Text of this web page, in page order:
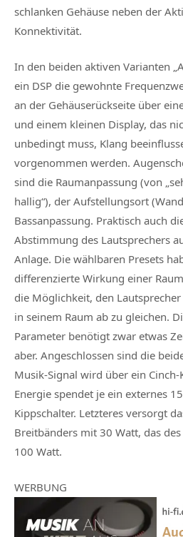
schlanken Gehäuse neben der
Konnektivität.
In den beiden aktiven Varianten
ein DSP die gewohnte
an der Gehäuserückseite über
und einem kleinen Display, das
unbedingt muss, Klang
vorgenommen werden.
sind die Raumanpassung (von
hallig“), der Aufstellungsort
Bassanpassung. Praktisch auch
Abstimmung des Lautsprechers
Anlage. Die wählbaren Presets
differenzierte Wirkung einer
die Möglichkeit, den
in seinem Raum ab zu gleichen.
Parameter benötigt zwar etwas
aber. Angeschlossen sind die
Musik-Signal wird über ein
Energie spendet je ein externes
Kippschalter. Letzteres versorgt
Breitbänders mit 30 Watt, das
100 Watt.
WERBUNG